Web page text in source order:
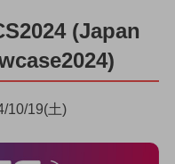
(Japan
10/19(土)